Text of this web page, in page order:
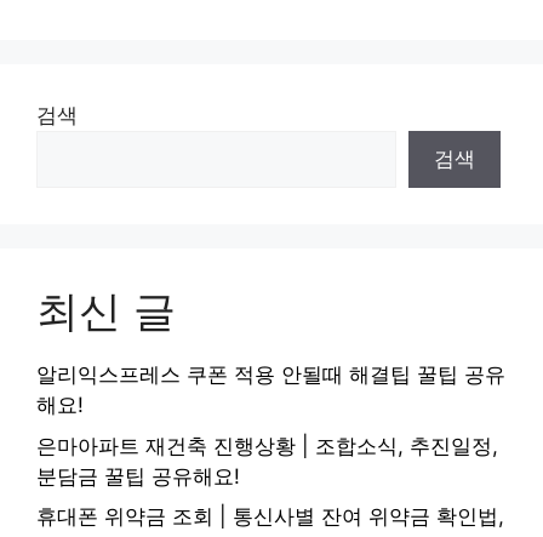
검색
검색
최신 글
알리익스프레스 쿠폰 적용 안될때 해결팁 꿀팁 공유
해요!
은마아파트 재건축 진행상황 | 조합소식, 추진일정,
분담금 꿀팁 공유해요!
휴대폰 위약금 조회 | 통신사별 잔여 위약금 확인법,